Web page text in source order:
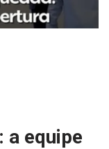
a equipe